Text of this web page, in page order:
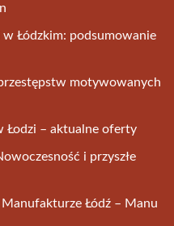
w Łódzkim: podsumowanie
motywowanych
Łodzi – aktualne oferty
i przyszłe
Łódź – Manu